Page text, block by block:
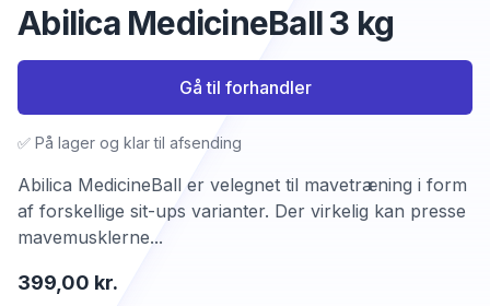
Abilica MedicineBall 3 kg
399,00 kr.
Abilica MedicineBall er velegnet til mavetræning i form
af forskellige sit-ups varianter. Der virkelig kan presse
mavemusklerne...
✅ På lager og klar til afsending
Gå til forhandler